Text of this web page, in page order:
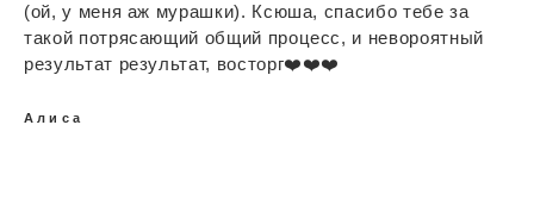
(ой, у меня аж мурашки). Ксюша, спасибо тебе за
такой потрясающий общий процесс, и невороятный
результат результат, восторг❤️❤️❤️
Алиса